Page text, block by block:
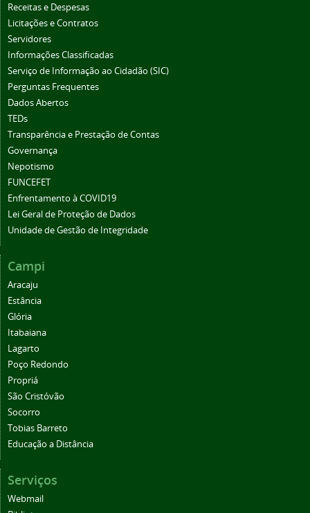
Receitas e Despesas
Licitações e Contratos
Servidores
Informações Classificadas
Serviço de Informação ao Cidadão (SIC)
Perguntas Frequentes
Dados Abertos
TEDs
Transparência e Prestação de Contas
Governança
Nepotismo
FUNCEFET
Enfrentamento à COVID19
Lei Geral de Proteção de Dados
Unidade de Gestão de Integridade
Campi
Aracaju
Estância
Glória
Itabaiana
Lagarto
Poço Redondo
Propriá
São Cristóvão
Socorro
Tobias Barreto
Educação a Distância
Serviços
Webmail